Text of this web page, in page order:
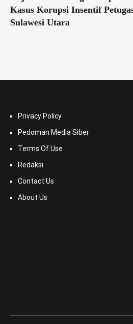
Kasus Korupsi Insentif
Sulawesi Utara
Privacy Policy
Pedoman Media Siber
Terms Of Use
Redaksi
Contact Us
About Us